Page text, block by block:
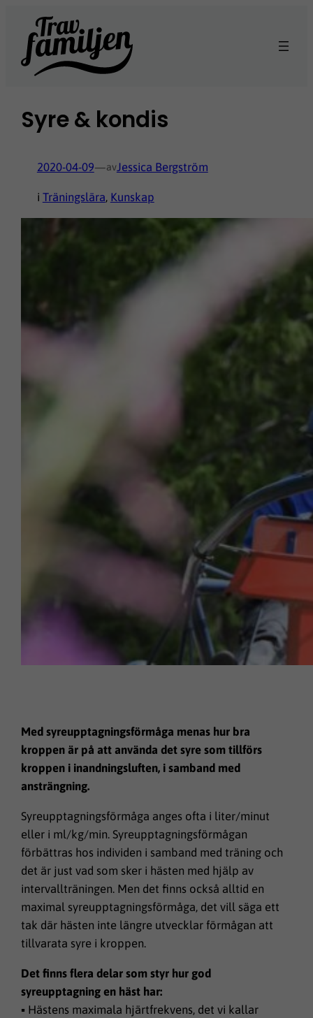
Hoppa
innehåll
Syre & kondis
2020-04-09—avJessica Bergström
i Träningslära, Kunskap
Med syreupptagningsförmåga menas hur bra
kroppen är på att använda det syre som tillförs
kroppen i inandningsluften, i samband med
ansträngning.
Syreupptagningsförmåga anges ofta i liter/minut
eller i ml/kg/min. Syreupptagningsförmågan
förbättras hos individen i samband med träning och
det är just vad som sker i hästen med hjälp av
intervallträningen. Men det finns också alltid en
maximal syreupptagningsförmåga, det vill säga ett
tak där hästen inte längre utvecklar förmågan att
tillvarata syre i kroppen.
Det finns flera delar som styr hur god
syreupptagning en häst har:
▪ Hästens maximala hjärtfrekvens, det vi kallar